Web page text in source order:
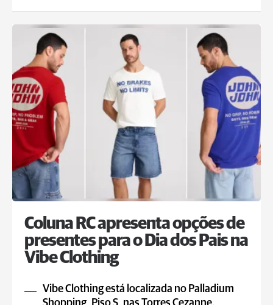
Coluna RC apresenta opções de
presentes para o Dia dos Pais na
Vibe Clothing
Vibe Clothing está localizada no Palladium